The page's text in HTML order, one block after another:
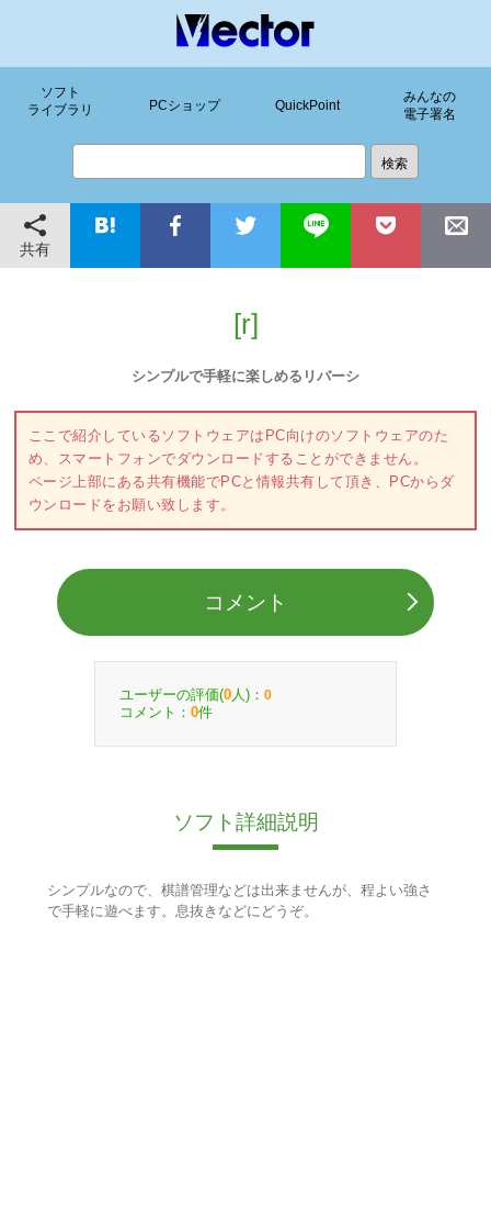
ソフト
ライブラリ
PCショップ QuickPoint
みんなの
電子署名
共有
[r]
シンプルで手軽に楽しめるリバーシ
ここで紹介しているソフトウェアはPC向けのソフトウェアのた
め、スマートフォンでダウンロードすることができません。
ページ上部にある共有機能でPCと情報共有して頂き、PCからダ
ウンロードをお願い致します。
コメント
ユーザーの評価(0 人)： 0
コメント： 0件
ソフト詳細説明
シンプルなので、棋譜管理などは出来ませんが、程よい強さ
で手軽に遊べます。息抜きなどにどうぞ。